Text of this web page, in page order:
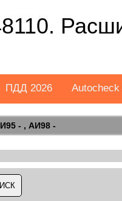
ПДД 2026
- , АИ98 -